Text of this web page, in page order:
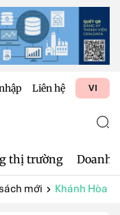
Liên hệ VI
thị trường Doanh
mới Khánh Hòa